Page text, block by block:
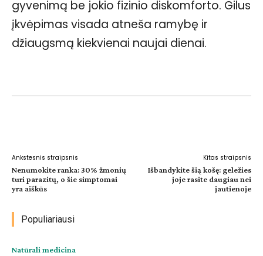
gyvenimą be jokio fizinio diskomforto. Gilus
įkvėpimas visada atneša ramybę ir
džiaugsmą kiekvienai naujai dienai.
Ankstesnis straipsnis
Nenumokite ranka: 30% žmonių
turi parazitų, o šie simptomai
yra aiškūs
Kitas straipsnis
Išbandykite šią košę: geležies
joje rasite daugiau nei
jautienoje
Populiariausi
Natūrali medicina